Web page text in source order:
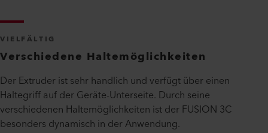
VIELFÄLTIG
Verschiedene Haltemöglichkeiten
Der Extruder ist sehr handlich und verfügt über einen
Haltegriff auf der Geräte-Unterseite. Durch seine
verschiedenen Haltemöglichkeiten ist der FUSION 3C
besonders dynamisch in der Anwendung.